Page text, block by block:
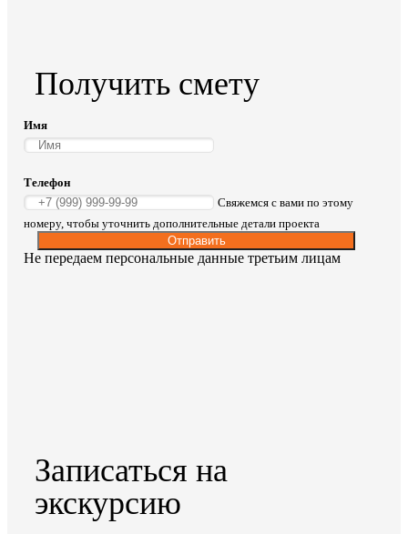
Получить смету
Имя
Телефон
Свяжемся с вами по этому
номеру, чтобы уточнить дополнительные детали проекта
Отправить
Не передаем персональные данные третьим лицам
Записаться на
экскурсию